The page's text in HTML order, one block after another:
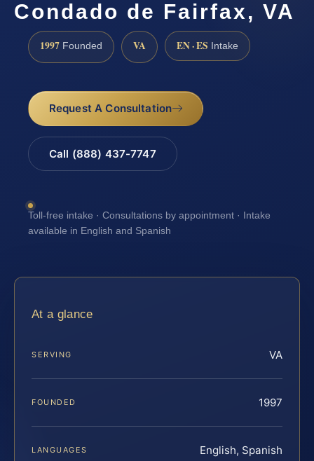
Condado de Fairfax, VA
1997 Founded VA EN · ES Intake
Request A Consultation
Call (888) 437-7747
Toll-free intake · Consultations by appointment · Intake
available in English and Spanish
At a glance
SERVING VA
FOUNDED 1997
LANGUAGES English, Spanish